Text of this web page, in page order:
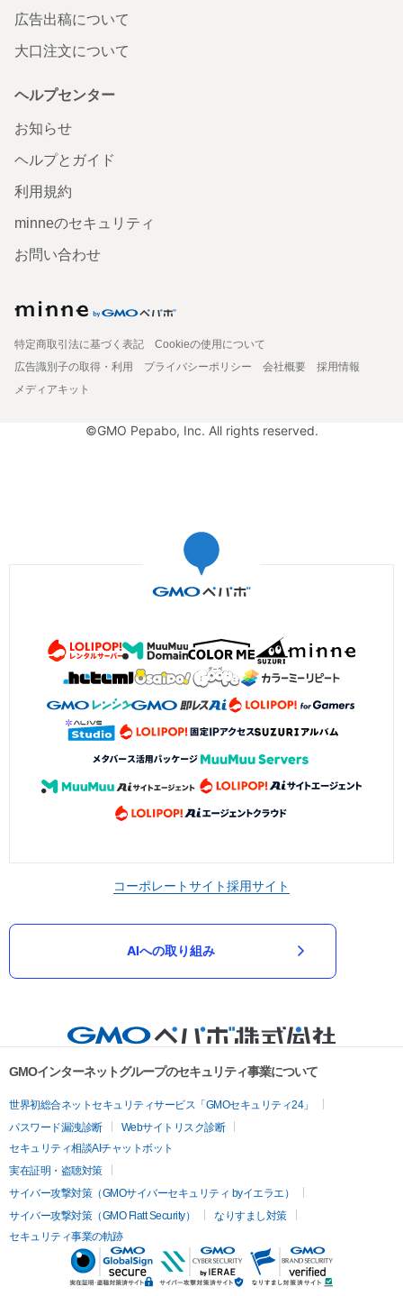
広告出稿について
大口注文について
ヘルプセンター
お知らせ
ヘルプとガイド
利用規約
minneのセキュリティ
お問い合わせ
特定商取引法に基づく表記
Cookieの使用について
広告識別子の取得・利用
プライバシーポリシー 会社概要
採用情報
メディアキット
©GMO Pepabo, Inc. All rights reserved.
コーポレートサイト採用サイト
AIへの取り組み
GMOインターネットグループのセキュリティ事業について
世界初総合ネットセキュリティサービス「GMOセキュリティ24」
パスワード漏洩診断
Webサイトリスク診断
セキュリティ相談AIチャットボット
実在証明・盗聴対策
サイバー攻撃対策（GMOサイバーセキュリティ byイエラエ）
サイバー攻撃対策（GMO Flatt Security）
なりすまし対策
セキュリティ事業の軌跡